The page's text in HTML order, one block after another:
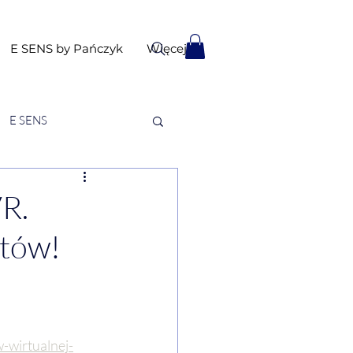
E SENS by Pańczyk Więcej
E SENS
wirtualnej-